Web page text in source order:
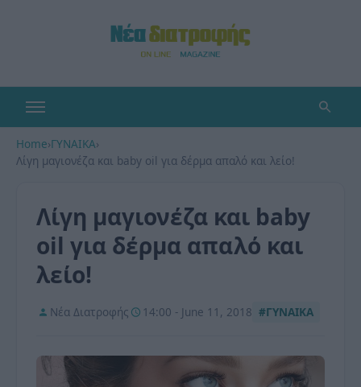
Home›ΓΥΝΑΙΚΑ›
Λίγη μαγιονέζα και baby oil για δέρμα απαλό και λείο!
Λίγη μαγιονέζα και baby
oil για δέρμα απαλό και
λείο!
Νέα Διατροφής 14:00 - June 11, 2018 #ΓΥΝΑΙΚΑ